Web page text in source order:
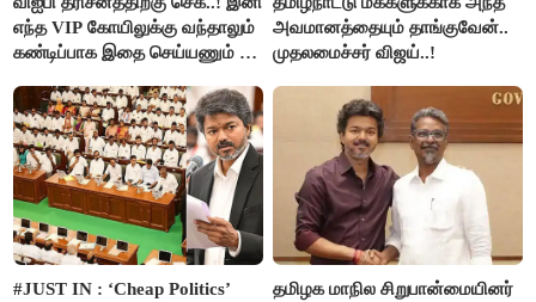
எந்த VIP கோயிலுக்கு வந்தாலும்
கண்டிப்பாக இதை செய்யணும் -
அவமானத்தையும் தாங்குவேன்..
முதலமைச்சர் விஜய்..!
#JUST IN : ‘Cheap Politics’
தமிழக மாநில சிறுபான்மையினர்